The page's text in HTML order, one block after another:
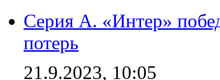
Серия А. «Интер»
потерь
21.9.2023, 10:05